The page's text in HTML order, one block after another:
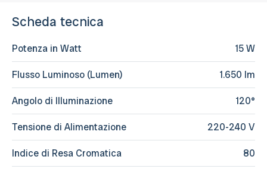
Scheda tecnica
Potenza in Watt 15 W
Flusso Luminoso (Lumen) 1.650 lm
Angolo di Illuminazione 120°
Tensione di Alimentazione 220-240 V
Indice di Resa Cromatica 80